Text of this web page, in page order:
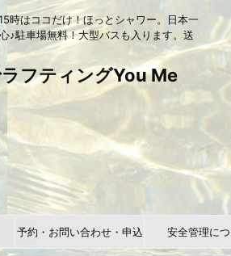
時はココだけ！ほっとシャワー。日本一
♪駐車場無料！大型バスも入ります。送
フティングYou Me
予約・お問い合わせ・申込 安全管理に